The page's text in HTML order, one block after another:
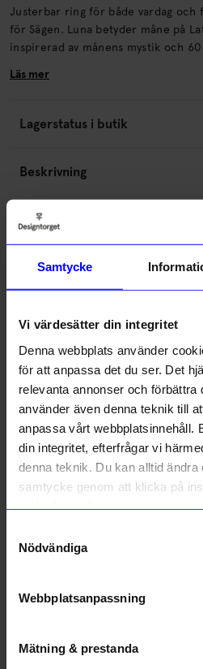
Samtycke
Vi värdesätter din integritet
Denna webbplats använder
för att anpassa det du ser. Det
relevanta annonser och förbättra
använder även denna teknik till
anpassa vårt webbplatsinnehåll.
din integritet, efterfrågar vi
denna teknik. Du kan alltid ändra
samtycke genom att klicka på
Nödvändiga
Webbplatsanpassning
Mätning & prestanda
Justerbar ring för både vardag och
för Sägen. Luna betyder måne på Latin; kollektionen är
inspirerad av månens mystik och
alla storlekarMaterial: 100%
varsamt.
Läs mer
Lagerstatus i butik
Beskrivning
Information
Om tillverkaren
Sigrén
I lager
Andra köpte